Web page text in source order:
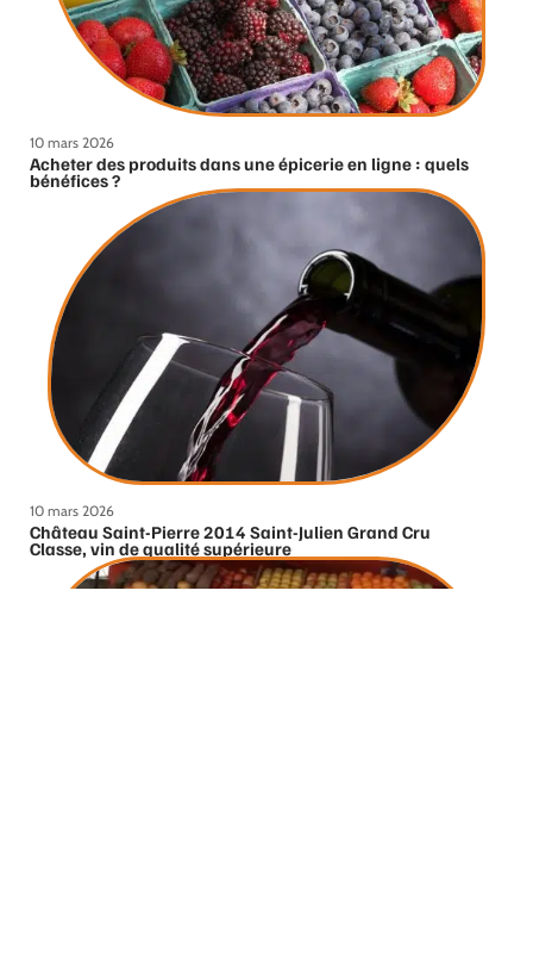
10 mars 2026
Acheter des produits dans une épicerie en ligne : quels
bénéfices ?
10 mars 2026
Château Saint-Pierre 2014 Saint-Julien Grand Cru
Classe, vin de qualité supérieure